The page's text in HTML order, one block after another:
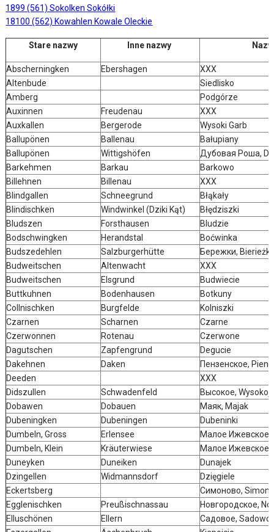
1899 (561) Sokolken Sokółki
18100 (562) Kowahlen Kowale Oleckie
Stare nazwy Inne nazwy
Abscherningken Ebershagen
XXX
Altenbude
Siedlisko
Amberg
Podgórze
Auxinnen
Freudenau
XXX
Auxkallen
Bergerode
Wysoki Garb
Ballupönen
Ballenau
Bałupiany
Ballupönen
Wittigshöfen
Дубовая Роша,
Barkehmen
Barkau
Barkowo
Billehnen
Billenau
XXX
Blindgallen
Schneegrund
Błąkały
Blindischken
Windwinkel (Dziki Kąt)
Błędziszki
Bludszen
Forsthausen
Bludzie
Bodschwingken
Herandstal
Boćwinka
Budszedehlen
Salzburgerhütte
Бережки, Bierieżki
Budweitschen
Altenwacht
XXX
Budweitschen
Elsgrund
Budwiecie
Buttkuhnen
Bodenhausen
Botkuny
Collnischken
Burgfelde
Kolniszki
Czarnen
Scharnen
Czarne
Czerwonnen
Rotenau
Czerwone
Dagutschen
Zapfengrund
Degucie
Dakehnen
Daken
Пензенское,
Deeden
XXX
Didszullen
Schwadenfeld
Высокое,
Dobawen
Dobauen
Маяк, Majak
Dubeningken
Dubeningen
Dubeninki
Dumbeln, Gross
Erlensee
Малое Ижевское,
Dumbeln, Klein
Kräuterwiese
Малое Ижевское,
Duneyken
Duneiken
Dunajek
Dzingellen
Widmannsdorf
Dzięgiele
Eckertsberg
Симоново,
Egglenischken
Preußischnassau
Новгородское,
Elluschönen
Ellern
Садовое,